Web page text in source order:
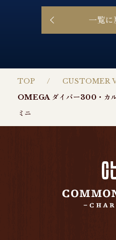
TOP
CUSTOMER
OMEGA ダイバー300・カ
ミニ
一覧に